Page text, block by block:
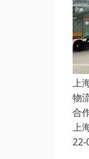
上
物
合
上
22-